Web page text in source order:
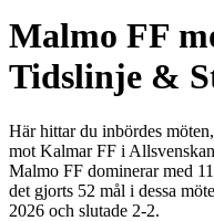
Malmo FF
Tidslinje &
Här hittar du inbördes
mot Kalmar FF i
Malmo FF dominerar med
det gjorts 52 mål i dessa
2026 och slutade 2-2.